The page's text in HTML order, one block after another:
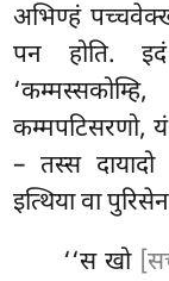
अभिण्हं
पन होति.
कम्मपटिसरणो,
– तस्स दायादो
इत्थिया वा
‘‘स खो